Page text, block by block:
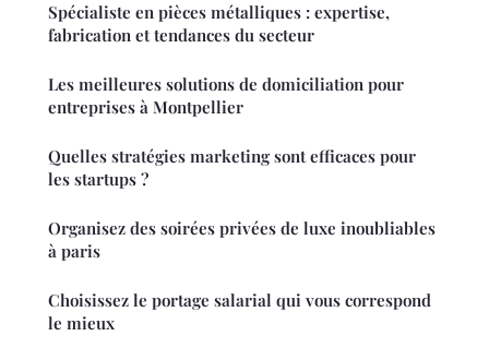
Spécialiste en pièces métalliques : expertise,
fabrication et tendances du secteur
Les meilleures solutions de domiciliation pour
entreprises à Montpellier
Quelles stratégies marketing sont efficaces pour
les startups ?
Organisez des soirées privées de luxe inoubliables
à paris
Choisissez le portage salarial qui vous correspond
le mieux